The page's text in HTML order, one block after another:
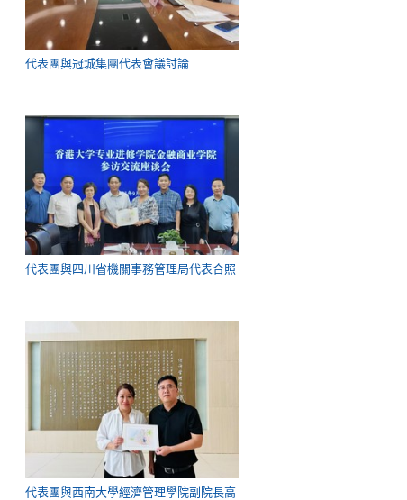
代表團與冠城集團代表會議討論
代表團與四川省機關事務管理局代表合照
代表團與西南大學經濟管理學院副院長高